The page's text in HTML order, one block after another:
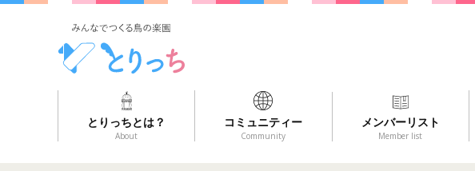
とりっちとは？
About
コミュニティー
Community
メンバーリスト
Member list